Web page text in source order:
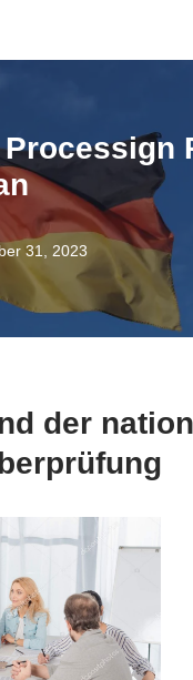
31, 2023
der